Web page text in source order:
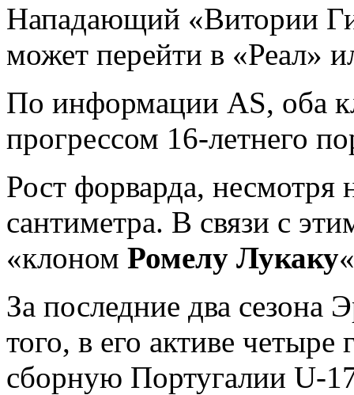
Нападающий «Витории
может перейти в «Реал»
По информации AS, оба
прогрессом 16-летнего
Рост форварда, несмотря
сантиметра. В связи с
«клоном Ромелу Лукаку
За последние два сезона
того, в его активе четыре
сборную Португалии U-